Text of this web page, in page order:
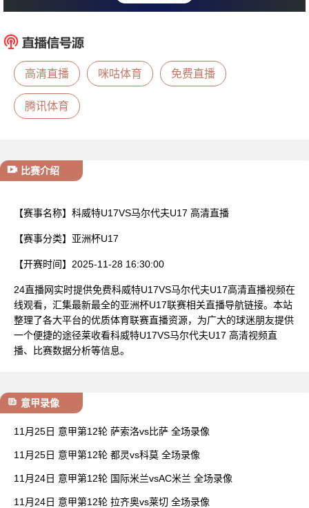
科威特U17 : 马尔代
高清直播 咪咕体育 免费直播
腾讯体育
比赛介绍
【赛事名称】 科威特U17VS马尔代夫U17 高清直播
【赛事分类】 亚洲杯U17
【开赛时间】 2025-11-28 16:30:00
24直播网实时提供免费科威特U17VS马尔代夫U17高清直播视频在
线观看，汇集最新最全的亚洲杯U17联赛相关直播导航链接。本站
整理了各大平台的优质体育联赛直播资源，为广大的球迷朋友提供
一个便捷的途径莱收看科威特U17VS马尔代夫U17 高清视频直
播、比赛数据分析等信息。
意甲录像
11月25日 意甲第12轮 萨索洛vs比萨 全场录像
11月25日 意甲第12轮 都灵vs科莫 全场录像
11月24日 意甲第12轮 国际米兰vsAC米兰 全场录像
11月24日 意甲第12轮 拉齐奥vs莱切 全场录像